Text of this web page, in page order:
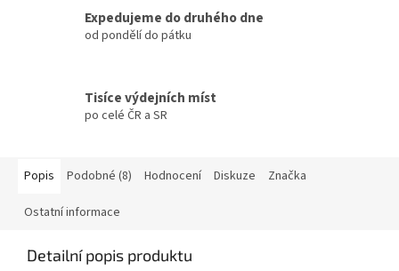
Expedujeme do druhého dne
od pondělí do pátku
Tisíce výdejních míst
po celé ČR a SR
Popis Podobné (8) Hodnocení Diskuze Značka
Ostatní informace
Detailní popis produktu